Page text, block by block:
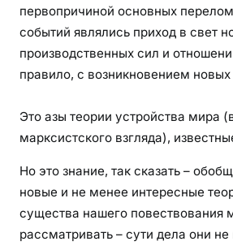
первопричиной основных
событий являлись приход в свет
производственных сил и
правило, с возникновением новых
Это азы теории устройства мира
марксистского взгляда),
Но это знание, так сказать –
новые и не менее интересные
существа нашего повествования
рассматривать – сути дела они